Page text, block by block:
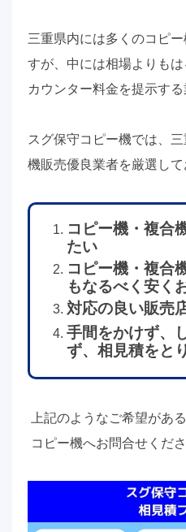
三重県内には多くのコピ
すが、中には相場よりも
カウンター料金を提示する
スグ保守コピー機では、
機販売優良業者を厳選して
コピー機・複合
たい
コピー機・複合
もなるべく安く
対応の良い販売
手間をかけず、
ず、相見積をと
上記のようなご希望があ
コピー機へお問合せくださ